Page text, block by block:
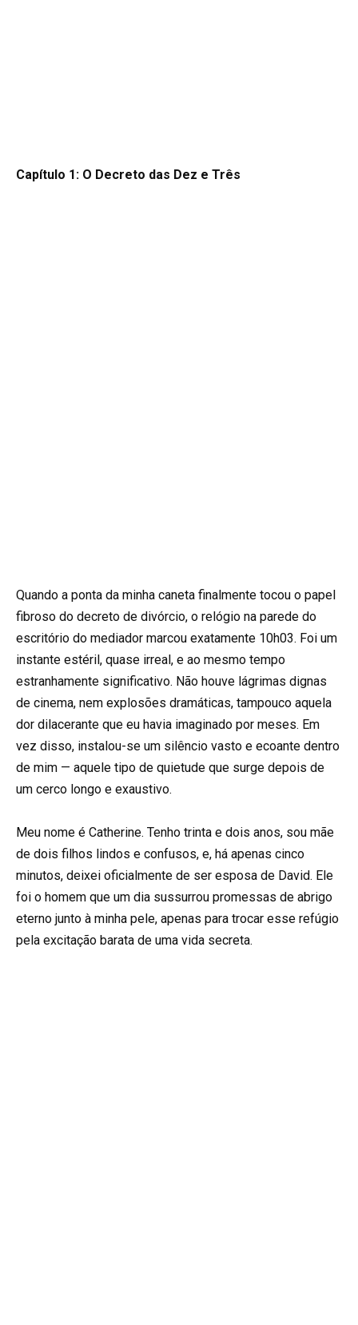
Capítulo 1: O Decreto das Dez e Três
Quando a ponta da minha caneta finalmente tocou o papel
fibroso do decreto de divórcio, o relógio na parede do
escritório do mediador marcou exatamente 10h03. Foi um
instante estéril, quase irreal, e ao mesmo tempo
estranhamente significativo. Não houve lágrimas dignas
de cinema, nem explosões dramáticas, tampouco aquela
dor dilacerante que eu havia imaginado por meses. Em
vez disso, instalou-se um silêncio vasto e ecoante dentro
de mim — aquele tipo de quietude que surge depois de
um cerco longo e exaustivo.
Meu nome é Catherine. Tenho trinta e dois anos, sou mãe
de dois filhos lindos e confusos, e, há apenas cinco
minutos, deixei oficialmente de ser esposa de David. Ele
foi o homem que um dia sussurrou promessas de abrigo
eterno junto à minha pele, apenas para trocar esse refúgio
pela excitação barata de uma vida secreta.